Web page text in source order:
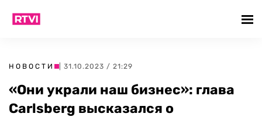
НОВОСТИ | 31.10.2023 / 21:29
«Они украли наш бизнес»: глава
Carlsberg высказался о